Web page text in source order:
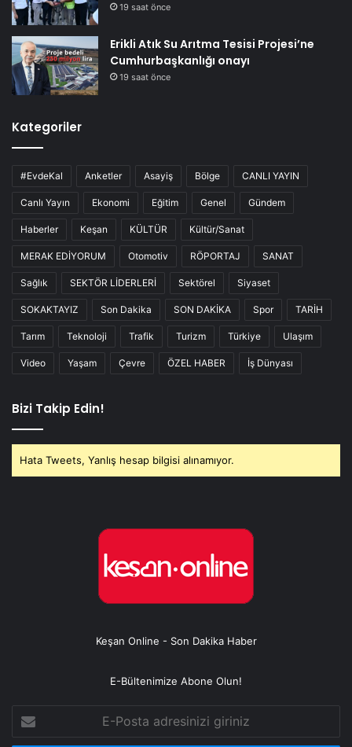
19 saat önce
Erikli Atık Su Arıtma Tesisi Projesi’ne
Cumhurbaşkanlığı onayı
19 saat önce
Kategoriler
#EvdeKal Anketler Asayiş Bölge CANLI YAYIN
Canlı Yayın Ekonomi Eğitim Genel Gündem
Haberler Keşan KÜLTÜR Kültür/Sanat
MERAK EDİYORUM Otomotiv RÖPORTAJ SANAT
Sağlık SEKTÖR LİDERLERİ Sektörel Siyaset
SOKAKTAYIZ Son Dakika SON DAKİKA Spor TARİH
Tarım Teknoloji Trafik Turizm Türkiye Ulaşım
Video Yaşam Çevre ÖZEL HABER İş Dünyası
Bizi Takip Edin!
Hata Tweets, Yanlış hesap bilgisi alınamıyor.
Keşan Online - Son Dakika Haber
E-Bültenimize Abone Olun!
Posta